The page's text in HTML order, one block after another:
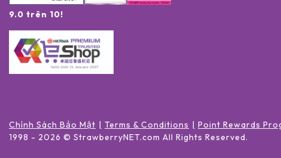
9.0 trên 10!
Chính Sách Bảo Mật Terms & Conditions
Point Rewards
1998 - 2026 © StrawberryNET.com All Rights Reserved.